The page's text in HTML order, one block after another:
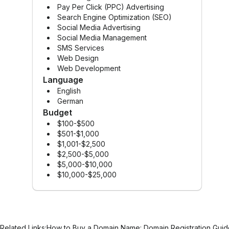
Pay Per Click (PPC) Advertising
Search Engine Optimization (SEO)
Social Media Advertising
Social Media Management
SMS Services
Web Design
Web Development
Language
English
German
Budget
$100-$500
$501-$1,000
$1,001-$2,500
$2,500-$5,000
$5,000-$10,000
$10,000-$25,000